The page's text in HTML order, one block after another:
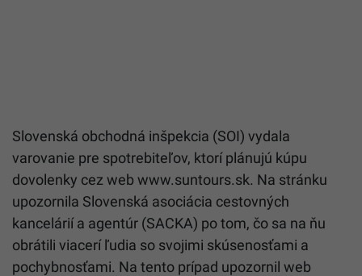
Slovenská obchodná inšpekcia (SOI) vydala
varovanie pre spotrebiteľov, ktorí plánujú kúpu
dovolenky cez web www.suntours.sk. Na stránku
upozornila Slovenská asociácia cestovných
kancelárií a agentúr (SACKA) po tom, čo sa na ňu
obrátili viacerí ľudia so svojimi skúsenosťami a
pochybnosťami. Na tento prípad upozornil web